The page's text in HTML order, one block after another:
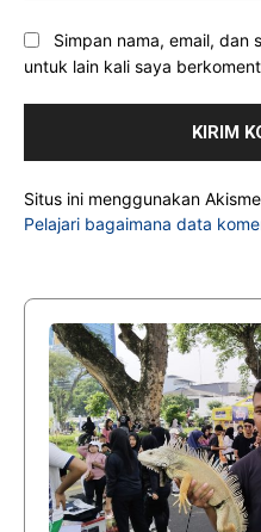
Simpan nama, email, dan
untuk lain kali saya
Situs ini menggunakan
Pelajari bagaimana data